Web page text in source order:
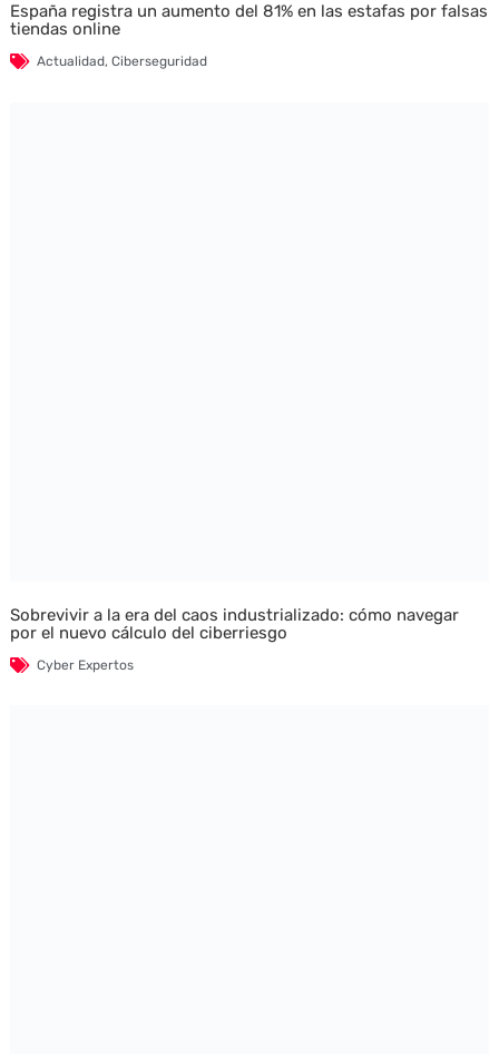
España registra un aumento del 81% en las estafas por falsas
tiendas online
Actualidad, Ciberseguridad
Sobrevivir a la era del caos industrializado: cómo navegar
por el nuevo cálculo del ciberriesgo
Cyber Expertos